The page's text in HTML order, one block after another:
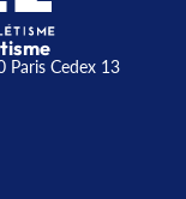
Paris Cedex 13